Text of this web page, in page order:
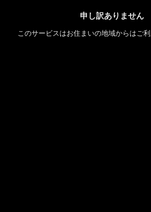
申し訳ありません
このサービスはお住まいの地域からはご利